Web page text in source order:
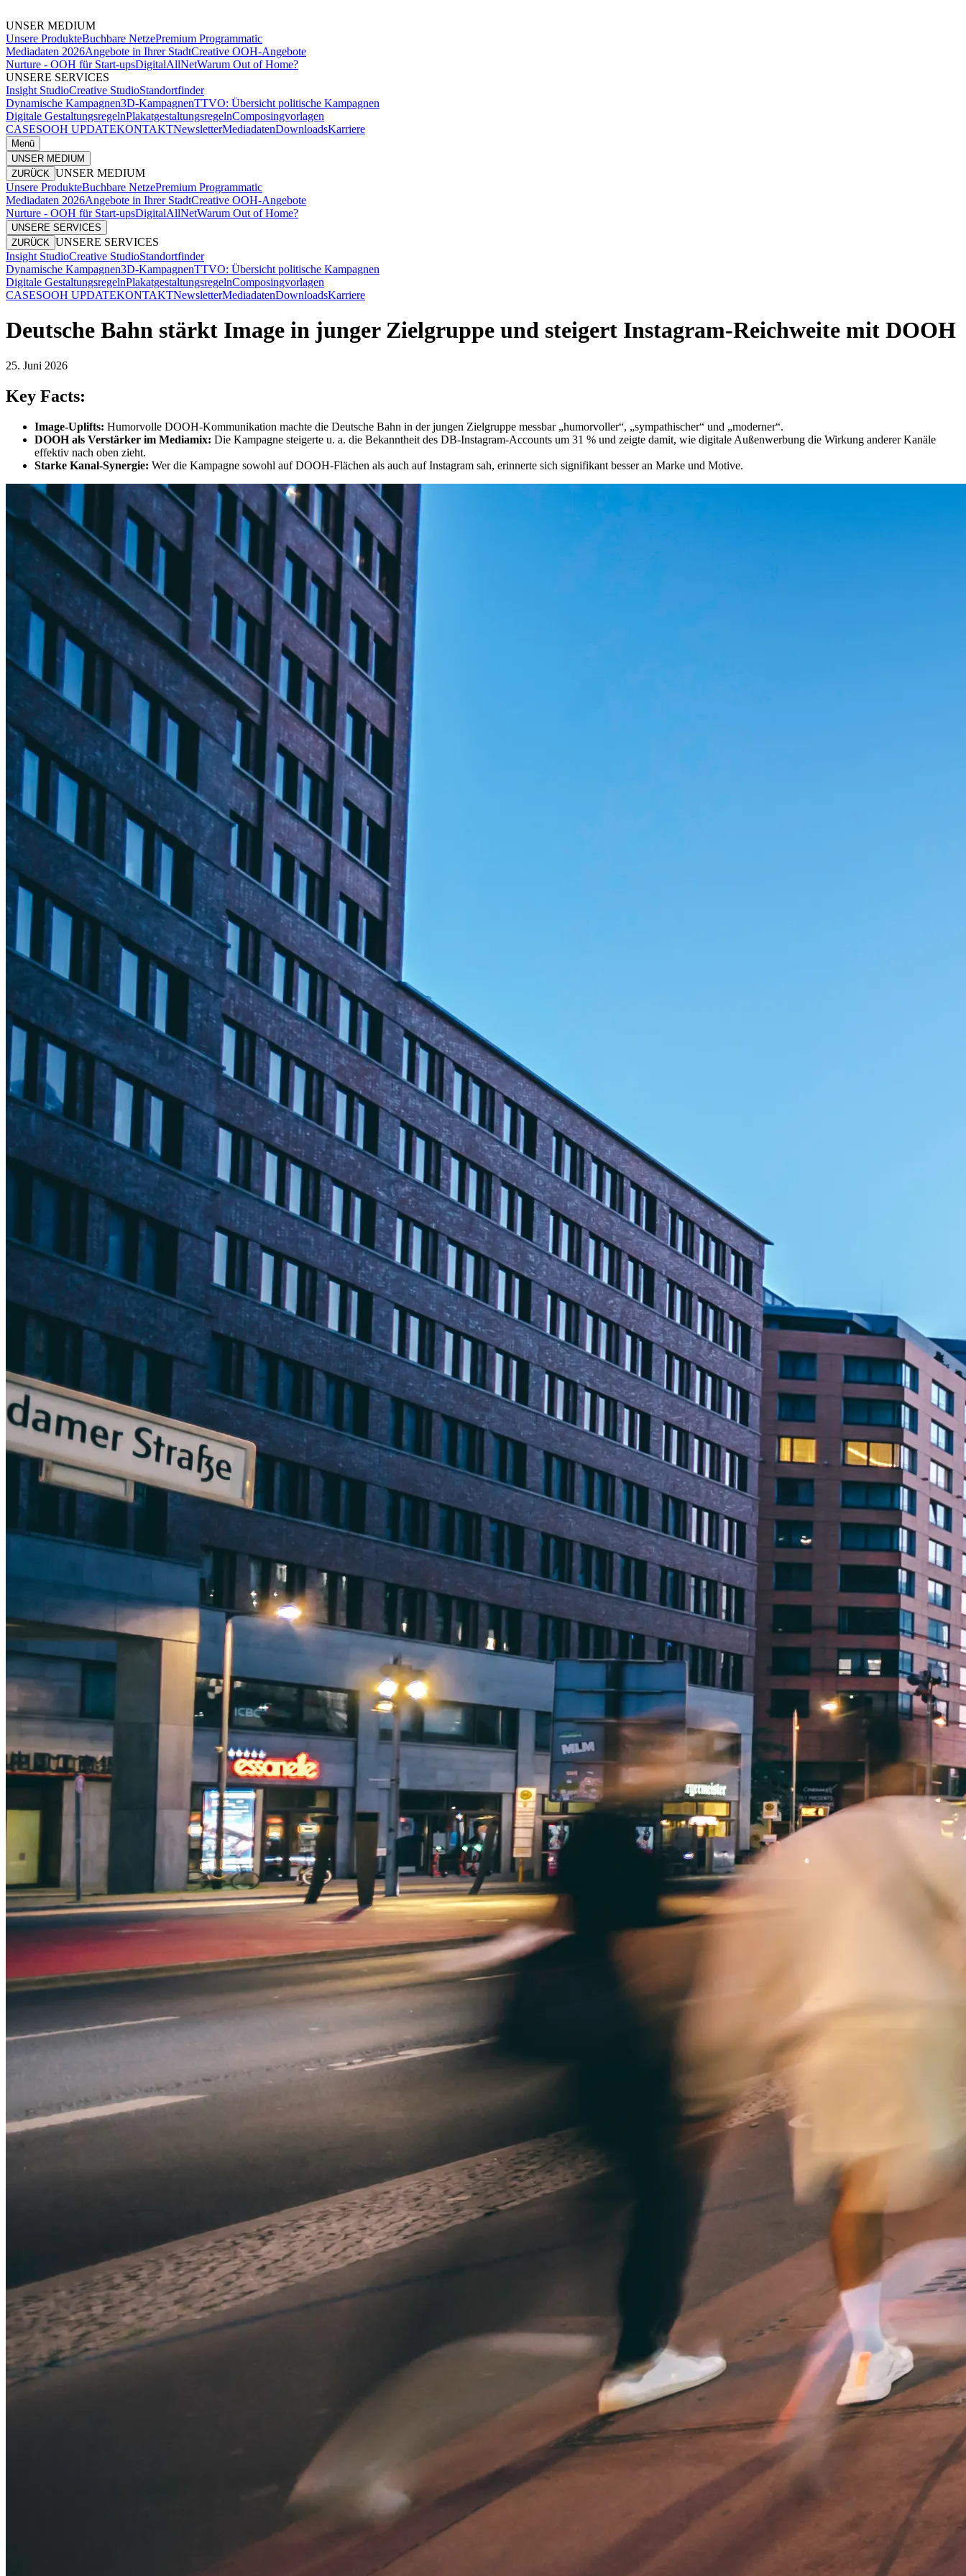
UNSER MEDIUM
Unsere ProdukteBuchbare NetzePremium Programmatic
Mediadaten 2026Angebote in Ihrer StadtCreative OOH-Angebote
Nurture - OOH für Start-upsDigitalAllNetWarum Out of Home?
UNSERE SERVICES
Insight StudioCreative StudioStandortfinder
Dynamische Kampagnen3D-KampagnenTTVO: Übersicht politische Kampagnen
Digitale GestaltungsregelnPlakatgestaltungsregelnComposingvorlagen
CASESOOH UPDATEKONTAKTNewsletterMediadatenDownloadsKarriere
Menü
UNSER MEDIUM
ZURÜCK UNSER MEDIUM
Unsere ProdukteBuchbare NetzePremium Programmatic
Mediadaten 2026Angebote in Ihrer StadtCreative OOH-Angebote
Nurture - OOH für Start-upsDigitalAllNetWarum Out of Home?
UNSERE SERVICES
ZURÜCK UNSERE SERVICES
Insight StudioCreative StudioStandortfinder
Dynamische Kampagnen3D-KampagnenTTVO: Übersicht politische Kampagnen
Digitale GestaltungsregelnPlakatgestaltungsregelnComposingvorlagen
CASESOOH UPDATEKONTAKTNewsletterMediadatenDownloadsKarriere
Deutsche Bahn stärkt Image in junger Zielgruppe und steigert Instagram-Reichweite mit DOOH
25. Juni 2026
Key Facts:
Image-Uplifts: Humorvolle DOOH-Kommunikation machte die Deutsche Bahn in der jungen Zielgruppe messbar „humorvoller“, „sympathischer“ und „moderner“.
DOOH als Verstärker im Mediamix: Die Kampagne steigerte u. a. die Bekanntheit des DB-Instagram-Accounts um 31 % und zeigte damit, wie digitale Außenwerbung die Wirkung anderer Kanäle
effektiv nach oben zieht.
Starke Kanal-Synergie: Wer die Kampagne sowohl auf DOOH-Flächen als auch auf Instagram sah, erinnerte sich signifikant besser an Marke und Motive.